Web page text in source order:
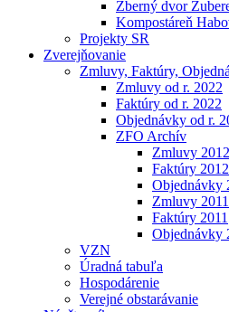
Zberný dvor
Kompostáreň
Projekty SR
Zverejňovanie
Zmluvy, Faktúry,
Zmluvy od r. 2022
Faktúry od r. 2022
Objednávky od r.
ZFO Archív
Zmluvy
Faktúry
Objednávky
Zmluvy 2011
Faktúry 2011
Objednávky
VZN
Úradná tabuľa
Hospodárenie
Verejné obstarávanie